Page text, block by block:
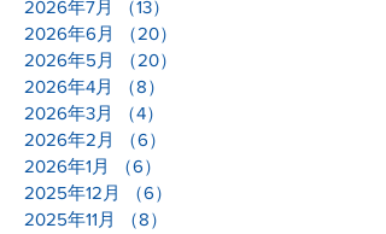
2026年7月
（13）
2026年6月
（20）
2026年5月
（20）
2026年4月
（8）
2026年3月
（4）
2026年2月
（6）
2026年1月
（6）
2025年12月
（6）
2025年11月
（8）